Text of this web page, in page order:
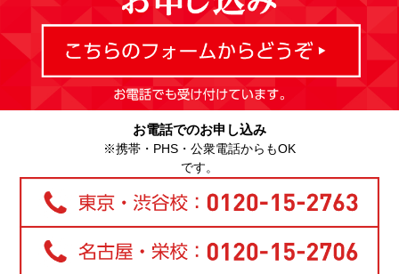
お電話でのお申し込み
※携帯・PHS・公衆電話からもOK
です。